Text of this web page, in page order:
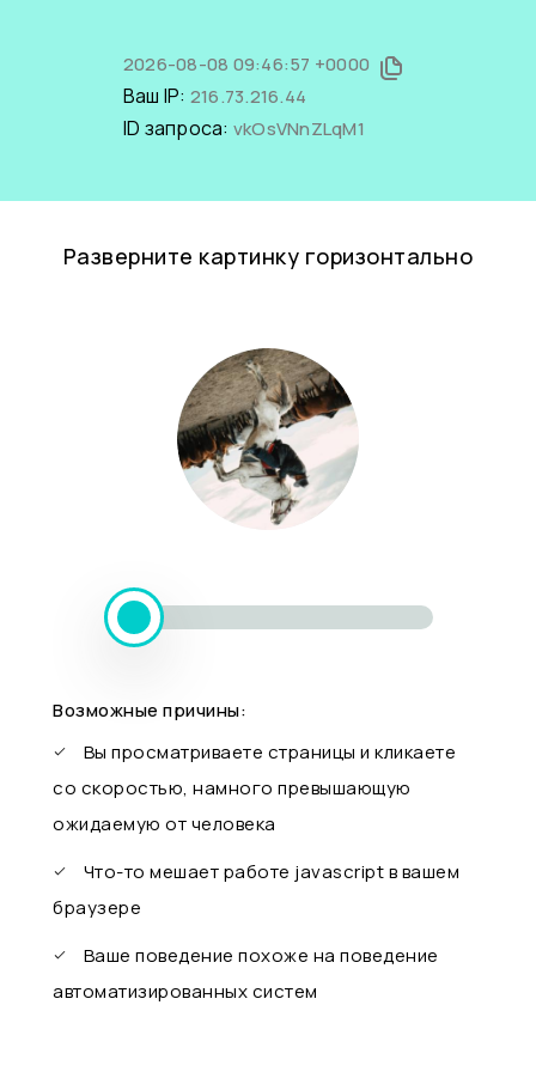
2026-08-08 09:46:57 +0000
Ваш IP: 216.73.216.44
ID запроса: vkOsVNnZLqM1
Разверните картинку горизонтально
Возможные причины:
Вы просматриваете страницы и кликаете
со скоростью, намного превышающую
ожидаемую от человека
Что-то мешает работе javascript в вашем
браузере
Ваше поведение похоже на поведение
автоматизированных систем